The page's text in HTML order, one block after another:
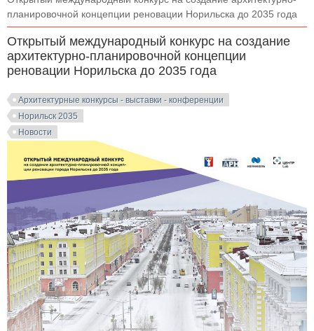
планировочной концепции реновации Норильска до 2035 года
Открытый международный конкурс на создание
архитектурно-планировочной концепции
реновации Норильска до 2035 года
Архитектурные конкурсы - выставки - конференции
Норильск 2035
Новости